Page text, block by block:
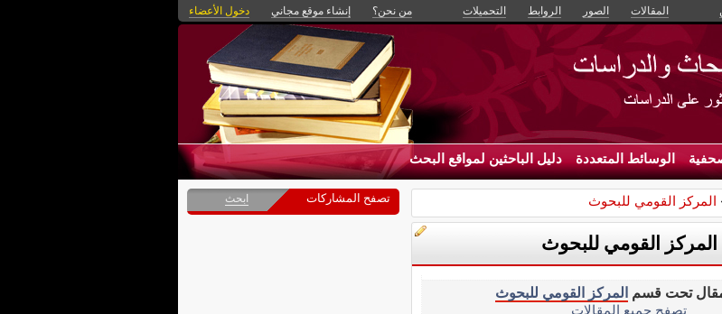
المقالات الصور الروابط التحميلات من نحن؟ إنشاء موقع مجاني دخول الأعضاء
الوسائط المتعددة دليل الباحثين لمواقع البحث
المركز القومي للبحوث
المركز القومي للبحوث
المركز القومي للبحوث
تصفح جميع المقالات
تصفح المشاركات ابحث